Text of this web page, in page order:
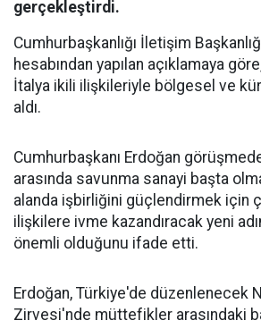
gerçekleştirdi.
Cumhurbaşkanlığı İletişim
hesabından yapılan açıklamaya
İtalya ikili ilişkileriyle bölgesel ve
aldı.
Cumhurbaşkanı Erdoğan
arasında savunma sanayi başta
alanda işbirliğini güçlendirmek için
ilişkilere ivme kazandıracak yeni
önemli olduğunu ifade etti.
Erdoğan, Türkiye'de düzenlenecek
Zirvesi'nde müttefikler arasındaki